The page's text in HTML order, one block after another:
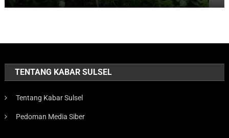
TENTANG KABAR SULSEL
Tentang Kabar Sulsel
Pedoman Media Siber